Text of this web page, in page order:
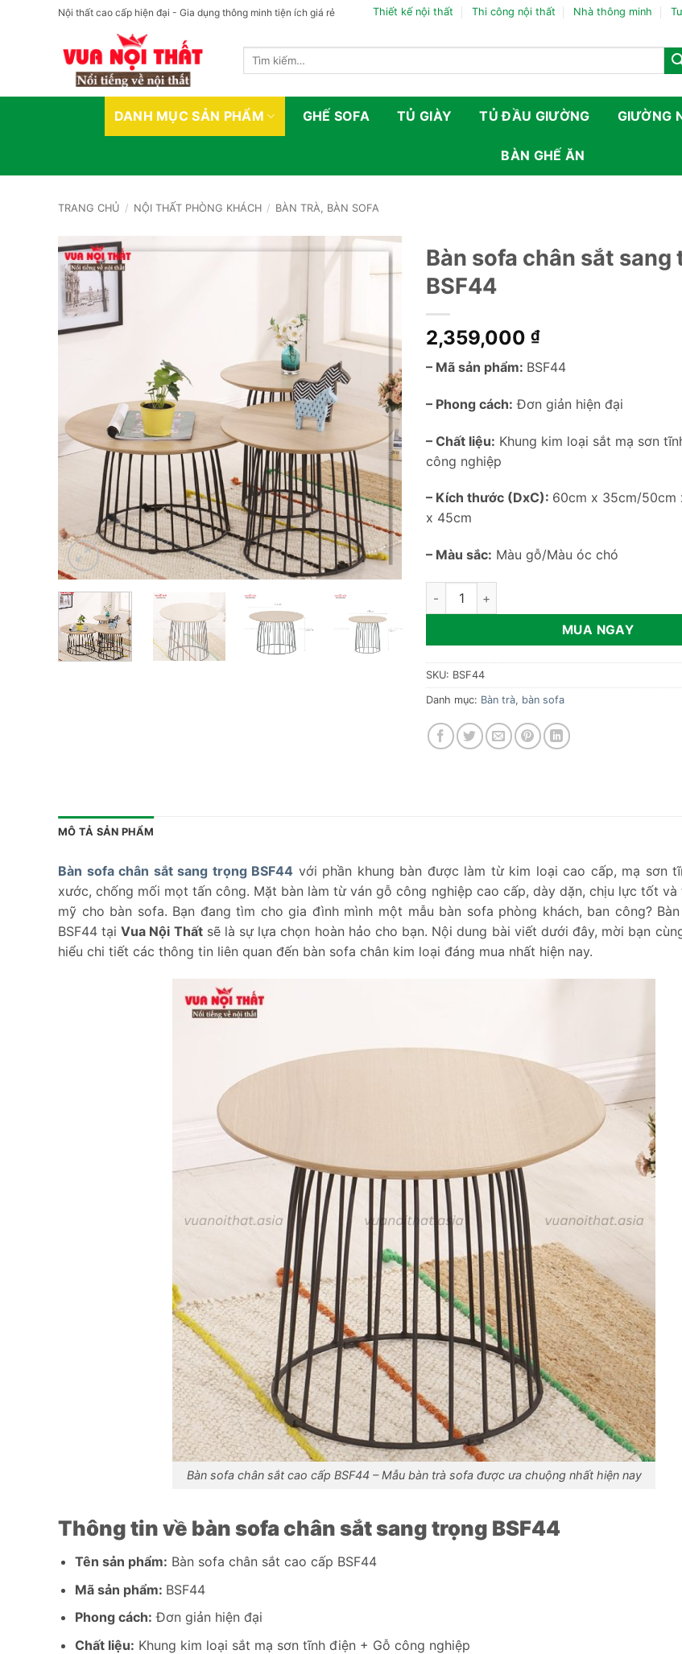
Nội thất cao cấp hiện đại - Gia dụng thông minh tiện ích giá rẻ Thiết kế nội thất Thi công nội thất Nhà thông minh
Tìm
DANH MỤC SẢN PHẨM GHẾ SOFA TỦ GIÀY TỦ ĐẦU GIƯỜNG GIƯỜNG
BÀN GHẾ ĂN
TRANG CHỦ / NỘI THẤT PHÒNG KHÁCH / BÀN TRÀ, BÀN SOFA
Bàn sofa chân sắt sang
BSF44
2,359,000 ₫
– Mã sản phẩm: BSF44
– Phong cách: Đơn giản hiện đại
– Chất liệu: Khung kim loại sắt mạ sơn
công nghiệp
– Kích thước (DxC): 60cm x 35cm/50cm
x 45cm
– Màu sắc: Màu gỗ/Màu óc chó
Bàn sofa chân sắt sang trọng BSF44 số lượng
MUA NGAY
SKU: BSF44
Danh mục: Bàn trà, bàn sofa
MÔ TẢ SẢN PHẨM
Bàn sofa chân sắt sang trọng BSF44 với phần khung bàn được làm từ kim loại cao cấp, mạ sơn
xước, chống mối mọt tấn công. Mặt bàn làm từ ván gỗ công nghiệp cao cấp, dày dặn, chịu lực tốt và
mỹ cho bàn sofa. Bạn đang tìm cho gia đình mình một mẫu bàn sofa phòng khách, ban công?
BSF44 tạiVua Nội Thấtsẽ là sự lựa chọn hoàn hảo cho bạn. Nội dung bài viết dưới đây, mời bạn
hiểu chi tiết các thông tin liên quan đến bàn sofa chân kim loại đáng mua nhất hiện nay.
Bàn sofa chân sắt cao cấp BSF44 – Mẫu bàn trà sofa được ưa chuộng nhất hiện nay
Thông tin về bàn sofa chân sắt sang trọng BSF44
Tên sản phẩm: Bàn sofa chân sắt cao cấp BSF44
Mã sản phẩm: BSF44
Phong cách: Đơn giản hiện đại
Chất liệu: Khung kim loại sắt mạ sơn tĩnh điện + Gỗ công nghiệp